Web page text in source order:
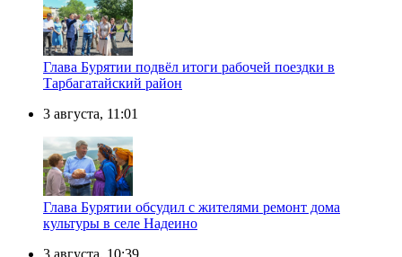
Глава Бурятии подвёл итоги рабочей поездки в
Тарбагатайский район
3 августа, 11:01
Глава Бурятии обсудил с жителями ремонт дома
культуры в селе Надеино